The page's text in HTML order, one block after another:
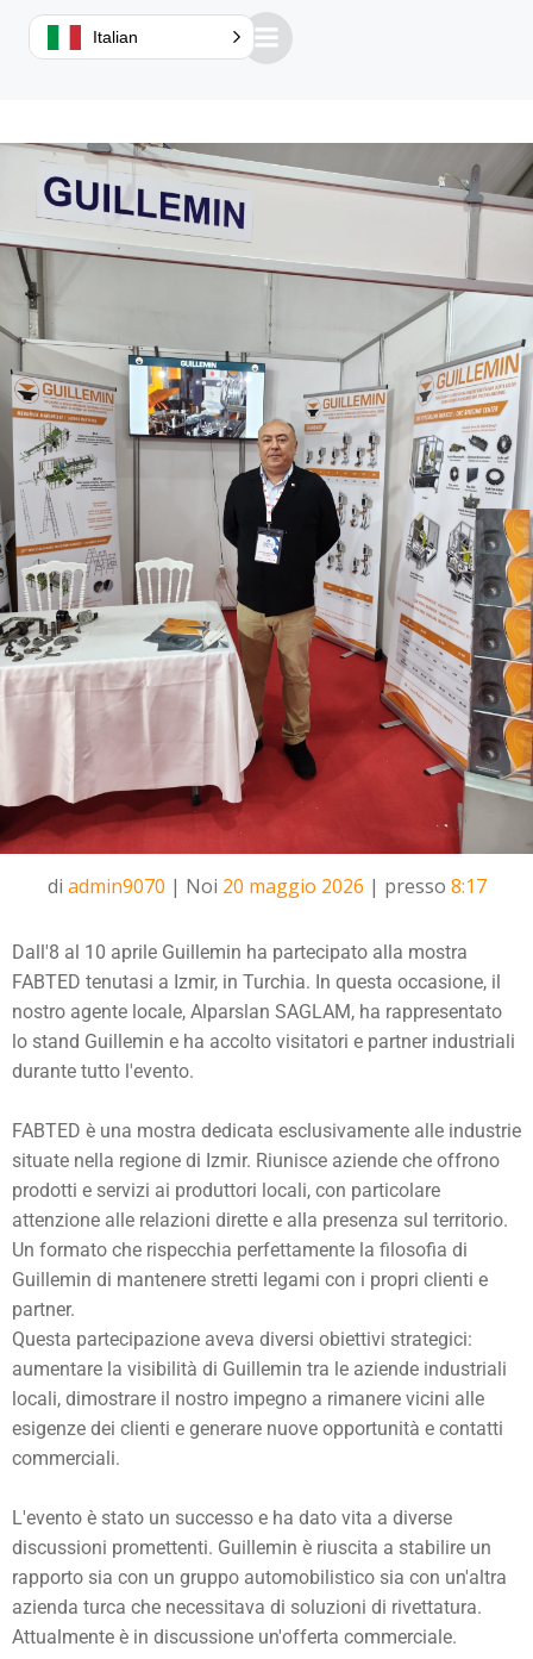
di admin9070 | Noi 20 maggio 2026 | presso 8:17
Dall'8 al 10 aprile Guillemin ha partecipato alla mostra
FABTED tenutasi a Izmir, in Turchia. In questa occasione, il
nostro agente locale, Alparslan SAGLAM, ha rappresentato
lo stand Guillemin e ha accolto visitatori e partner industriali
durante tutto l'evento.
FABTED è una mostra dedicata esclusivamente alle industrie
situate nella regione di Izmir. Riunisce aziende che offrono
prodotti e servizi ai produttori locali, con particolare
attenzione alle relazioni dirette e alla presenza sul territorio.
Un formato che rispecchia perfettamente la filosofia di
Guillemin di mantenere stretti legami con i propri clienti e
partner.
Questa partecipazione aveva diversi obiettivi strategici:
aumentare la visibilità di Guillemin tra le aziende industriali
locali, dimostrare il nostro impegno a rimanere vicini alle
esigenze dei clienti e generare nuove opportunità e contatti
commerciali.
L'evento è stato un successo e ha dato vita a diverse
discussioni promettenti. Guillemin è riuscita a stabilire un
rapporto sia con un gruppo automobilistico sia con un'altra
azienda turca che necessitava di soluzioni di rivettatura.
Attualmente è in discussione un'offerta commerciale.
Italian